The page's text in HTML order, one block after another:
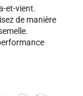
et-vient.
de manière